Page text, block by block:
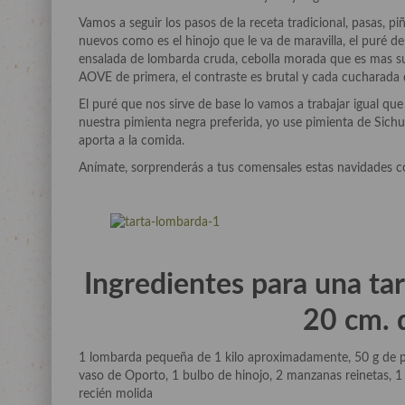
Vamos a seguir los pasos de la receta tradicional, pasas,
nuevos como es el hinojo que le va de maravilla, el puré
ensalada de lombarda cruda, cebolla morada que es mas
AOVE de primera, el contraste es brutal y cada
El puré que nos sirve de base lo vamos a trabajar igual
nuestra pimienta negra preferida, yo use pimienta de
aporta a la comida.
Anímate, sorprenderás a tus comensales estas navidades
Ingredientes para una
20 cm.
1 lombarda pequeña de 1 kilo aproximadamente, 50 g de
vaso de Oporto, 1 bulbo de hinojo, 2 manzanas reinetas,
recién molida